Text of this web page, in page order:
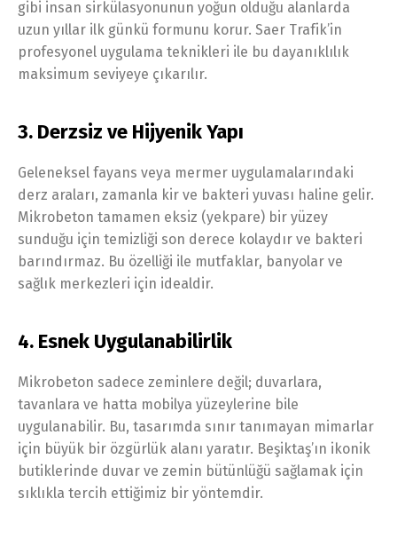
gibi insan sirkülasyonunun yoğun olduğu alanlarda
uzun yıllar ilk günkü formunu korur. Saer Trafik’in
profesyonel uygulama teknikleri ile bu dayanıklılık
maksimum seviyeye çıkarılır.
3. Derzsiz ve Hijyenik Yapı
Geleneksel fayans veya mermer uygulamalarındaki
derz araları, zamanla kir ve bakteri yuvası haline gelir.
Mikrobeton tamamen eksiz (yekpare) bir yüzey
sunduğu için temizliği son derece kolaydır ve bakteri
barındırmaz. Bu özelliği ile mutfaklar, banyolar ve
sağlık merkezleri için idealdir.
4. Esnek Uygulanabilirlik
Mikrobeton sadece zeminlere değil; duvarlara,
tavanlara ve hatta mobilya yüzeylerine bile
uygulanabilir. Bu, tasarımda sınır tanımayan mimarlar
için büyük bir özgürlük alanı yaratır. Beşiktaş’ın ikonik
butiklerinde duvar ve zemin bütünlüğü sağlamak için
sıklıkla tercih ettiğimiz bir yöntemdir.